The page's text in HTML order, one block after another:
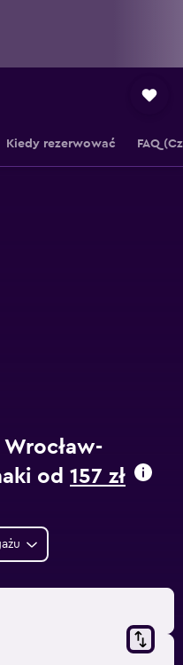
Kiedy rezerwować FAQ
od 157 zł